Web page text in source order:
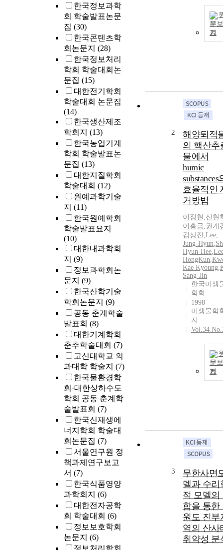
한국정보과학
회 학술발표논문
집 (30)
한국콘텐츠학
회논문지 (28)
한국정보처리
학회 학술대회논
문집 (15)
대한전기학회
학술대회 논문집
(14)
한국생산제조
학회지 (13)
한국농업기계
학회 학술발표논
문집 (13)
대한지질학회
학술대회 (12)
원예과학기술
지 (11)
한국원예학회
학술발표요지
(10)
대한내과학회
지 (9)
정보과학회논
문지 (9)
한국산학기술
학회논문지 (9)
공동 춘계학술
발표회 (8)
대한기계학회
춘추학술대회 (7)
고신대학교 의
과대학 학술지 (7)
한국물환경학
회·대한상하수도
학회 공동 춘계학
술발표회 (7)
한국신재생에
너지학회 학술대
회논문집 (7)
서울연구원 정
책과제연구보고
서 (7)
한국식품영양
과학회지 (6)
대한전자공학
회 학술대회 (6)
정보보호학회
논문지 (6)
문보
기
2
해양퇴적
의 핵산추
물에서
humic
substances
효율적인
거방법
이정현 ,신현
이홍금,권개
김상진 ,Lee,
Jung-Hyun,
Hyun-Hee,
HongKun,
Kae Kyoung,
Sang-Jin
한국미생
학회
1998
미생물학
지
Vol.34
문보
기
3
무한사면
델과 수리
적 모델의
합을 통한
원도 진부
역의 산사
취약성 분